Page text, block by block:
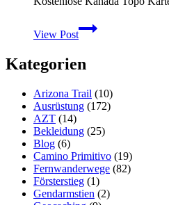
View Post
Kostenlose
Topo
von
Garmin
Geräte
Kategorien
Arizona Trail (10)
Ausrüstung (172)
AZT (14)
Bekleidung (25)
Blog (6)
Camino Primitivo (19)
Fernwanderwege (82)
Försterstieg (1)
Gendarmstien (2)